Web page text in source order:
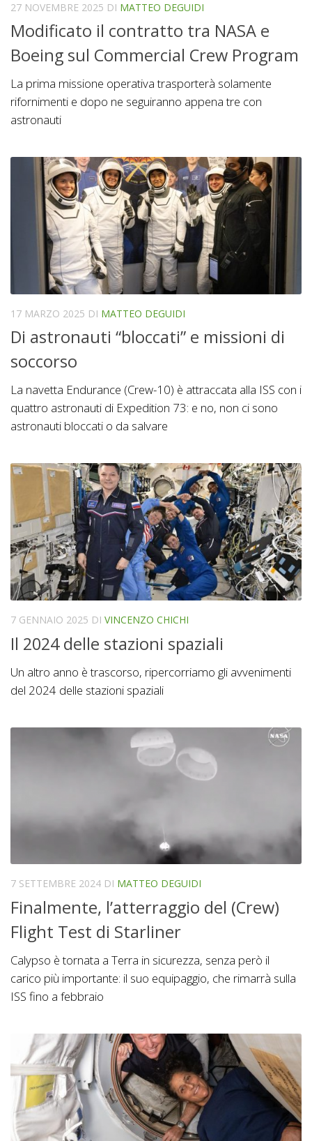
27 NOVEMBRE 2025 DI MATTEO DEGUIDI
Modificato il contratto tra NASA e
Boeing sul Commercial Crew Program
La prima missione operativa trasporterà solamente
rifornimenti e dopo ne seguiranno appena tre con
astronauti
17 MARZO 2025 DI MATTEO DEGUIDI
Di astronauti “bloccati” e missioni di
soccorso
La navetta Endurance (Crew-10) è attraccata alla ISS con i
quattro astronauti di Expedition 73: e no, non ci sono
astronauti bloccati o da salvare
7 GENNAIO 2025 DI VINCENZO CHICHI
Il 2024 delle stazioni spaziali
Un altro anno è trascorso, ripercorriamo gli avvenimenti
del 2024 delle stazioni spaziali
7 SETTEMBRE 2024 DI MATTEO DEGUIDI
Finalmente, l’atterraggio del (Crew)
Flight Test di Starliner
Calypso è tornata a Terra in sicurezza, senza però il
carico più importante: il suo equipaggio, che rimarrà sulla
ISS fino a febbraio